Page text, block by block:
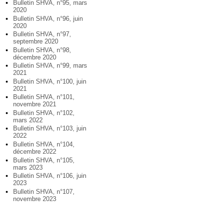
Bulletin SHVA, n°95, mars
2020
Bulletin SHVA, n°96, juin
2020
Bulletin SHVA, n°97,
septembre 2020
Bulletin SHVA, n°98,
décembre 2020
Bulletin SHVA, n°99, mars
2021
Bulletin SHVA, n°100, juin
2021
Bulletin SHVA, n°101,
novembre 2021
Bulletin SHVA, n°102,
mars 2022
Bulletin SHVA, n°103, juin
2022
Bulletin SHVA, n°104,
décembre 2022
Bulletin SHVA, n°105,
mars 2023
Bulletin SHVA, n°106, juin
2023
Bulletin SHVA, n°107,
novembre 2023